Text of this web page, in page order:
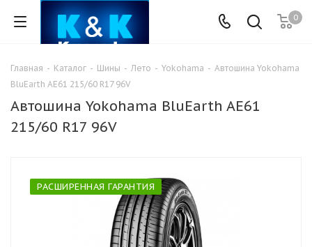
0
Главная - Каталог - Шины - Лето - Yokohama - Автошина Yokohama
BluEarth AE61 215/60 R17 96V
Автошина Yokohama BluEarth AE61
215/60 R17 96V
РАСШИРЕННАЯ ГАРАНТИЯ